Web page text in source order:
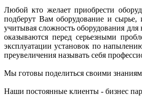
Любой кто желает приобрести
подберут Вам оборудование и
учитывая сложность оборудования
оказываются перед серьезными
эксплуатации установок по
преувеличения называть себя
Мы готовы поделиться своими
Наши постоянные клиенты - бизнес